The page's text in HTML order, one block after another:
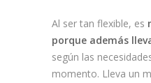
Al ser tan flexible, es
porque además
según las
momento. Lleva un